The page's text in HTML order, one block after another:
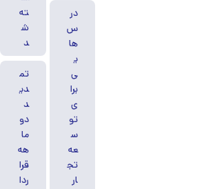
در
س‌
ها
ی
ی
برا
ی
تو
س
عه
تج
ار
ته
ش
د
تم
دی
د
دو
ما
هه
قرا
ردا